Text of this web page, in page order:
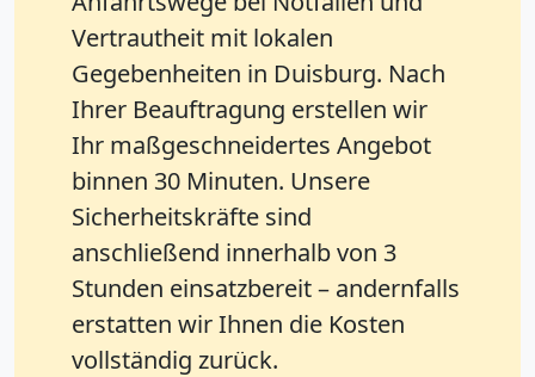
Vertrautheit mit lokalen
Gegebenheiten in Duisburg. Nach
Ihrer Beauftragung erstellen wir
Ihr maßgeschneidertes Angebot
binnen 30 Minuten. Unsere
Sicherheitskräfte sind
anschließend innerhalb von 3
Stunden einsatzbereit – andernfalls
erstatten wir Ihnen die Kosten
vollständig zurück.